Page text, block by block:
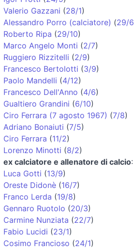
Valerio Gazzani (28/1)
Alessandro Porro (calciatore) (29/6
Roberto Ripa (29/10)
Marco Angelo Monti (2/7)
Ruggiero Rizzitelli (2/9)
Francesco Bertolotti (3/9)
Paolo Mandelli (4/12)
Francesco Dell'Anno (4/6)
Gualtiero Grandini (6/10)
Ciro Ferrara (7 agosto 1967) (7/8)
Adriano Bonaiuti (7/5)
Ciro Ferrara (11/2)
Lorenzo Minotti (8/2)
ex calciatore e allenatore di calcio:
Luca Gotti (13/9)
Oreste Didonè (16/7)
Franco Lerda (19/8)
Gennaro Ruotolo (20/3)
Carmine Nunziata (22/7)
Fabio Lucidi (23/1)
Cosimo Francioso (24/1)